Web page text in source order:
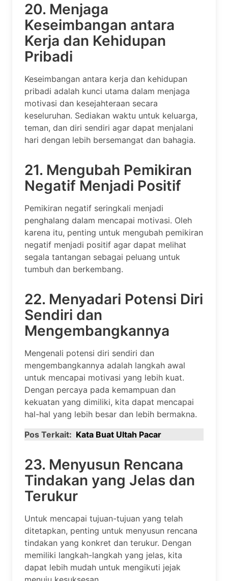
20. Menjaga
Keseimbangan antara
Kerja dan Kehidupan
Pribadi
Keseimbangan antara kerja dan kehidupan
pribadi adalah kunci utama dalam menjaga
motivasi dan kesejahteraan secara
keseluruhan. Sediakan waktu untuk keluarga,
teman, dan diri sendiri agar dapat menjalani
hari dengan lebih bersemangat dan bahagia.
21. Mengubah Pemikiran
Negatif Menjadi Positif
Pemikiran negatif seringkali menjadi
penghalang dalam mencapai motivasi. Oleh
karena itu, penting untuk mengubah pemikiran
negatif menjadi positif agar dapat melihat
segala tantangan sebagai peluang untuk
tumbuh dan berkembang.
22. Menyadari Potensi Diri
Sendiri dan
Mengembangkannya
Mengenali potensi diri sendiri dan
mengembangkannya adalah langkah awal
untuk mencapai motivasi yang lebih kuat.
Dengan percaya pada kemampuan dan
kekuatan yang dimiliki, kita dapat mencapai
hal-hal yang lebih besar dan lebih bermakna.
Pos Terkait: Kata Buat Ultah Pacar
23. Menyusun Rencana
Tindakan yang Jelas dan
Terukur
Untuk mencapai tujuan-tujuan yang telah
ditetapkan, penting untuk menyusun rencana
tindakan yang konkret dan terukur. Dengan
memiliki langkah-langkah yang jelas, kita
dapat lebih mudah untuk mengikuti jejak